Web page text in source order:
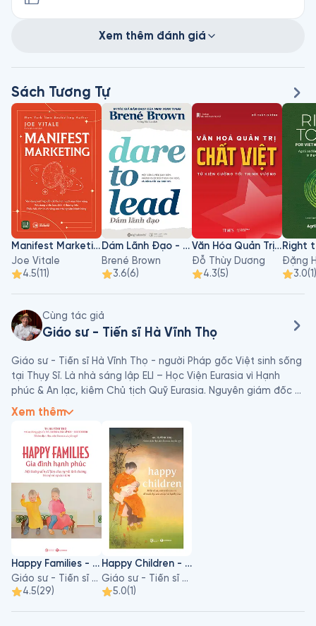
Xem thêm đánh giá
Sách Tương Tự
Manifest Marketing
Joe Vitale
4.5(11)
Dám Lãnh Đạo - Dare To Lead
Brené Brown
3.6(6)
Văn Hóa Quản Trị Chất Việt
Đỗ Thùy Dương
4.3(5)
Đặng
3.0(1)
Cùng tác giả
Giáo sư - Tiến sĩ Hà Vĩnh Thọ
Giáo sư - Tiến sĩ Hà Vĩnh Thọ - người Pháp gốc Việt sinh sống
tại Thụy Sĩ. Là nhà sáng lập ELI – Học Viện Eurasia vì Hạnh
phúc & An lạc, kiêm Chủ tịch Quỹ Eurasia. Nguyên giám đốc
trung tâm Tổng Hạnh phúc Quốc gia tại Bhutan từ năm 2012
trưởng thành và Nhân học tại nhiều trường đại học (UCL/Bỉ,
Geneva – Thụy Sĩ, Schumacher College – Anh, Đại học Huế –
Việt Nam.); là một diễn giả được biết rộng khắp về các chủ
đề: Tổng Hạnh phúc Quốc gia, Hạnh phúc & An lạc, đằng sau
GDP. Ngoài ra, ông đồng sáng lập nên Quỹ Eurasia – một tổ
chức phi chính phủ vì nhân học – phát triển các chương trình
giáo dục cho trẻ em và thanh niên khuyết tật, đồng thời thực
hiện các dự án sinh thái tại Việt Nam trong 20 năm qua và
biên soạn giáo trình Trường học Hạnh phúc (Happy Schools)
cho hệ thống giáo dục công lập tại Việt Nam.
Xem thêm
Happy Families - Gia Đình Hạnh Phúc
Giáo sư - Tiến sĩ Hà Vĩnh Thọ
4.5(29)
Happy Children - Hiểu Về Sự Phát Triển Của Trẻ Để Nuôi Dạy Con An Lạc Và Hạnh Phúc
Giáo sư - Tiến sĩ Hà Vĩnh Thọ
5.0(1)